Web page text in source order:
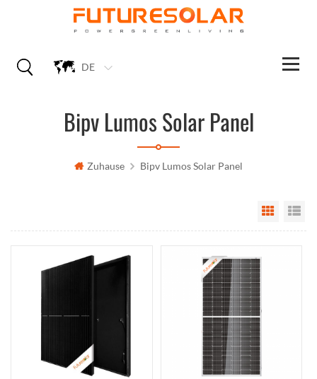
DE
Bipv Lumos Solar Panel
Zuhause Bipv Lumos Solar Panel
Grid